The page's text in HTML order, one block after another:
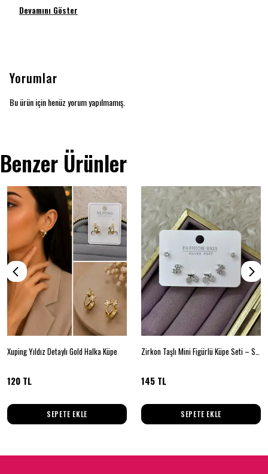
Devamını Göster
Yorumlar
Bu ürün için henüz yorum yapılmamış.
Benzer Ürünler
Xuping Yıldız Detaylı Gold Halka Küpe
120 TL
SEPETE EKLE
Zirkon Taşlı Mini Figürlü Küpe Seti – Silver
145 TL
SEPETE EKLE